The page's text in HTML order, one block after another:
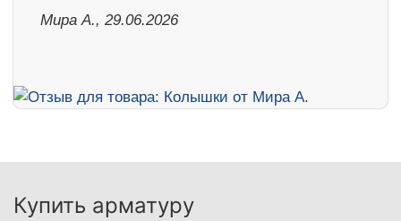
Мира А., 29.06.2026
Купить арматуру